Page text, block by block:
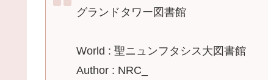
グランドタワー図書館
World : 聖ニュンフタシス大図書館
Author : NRC_